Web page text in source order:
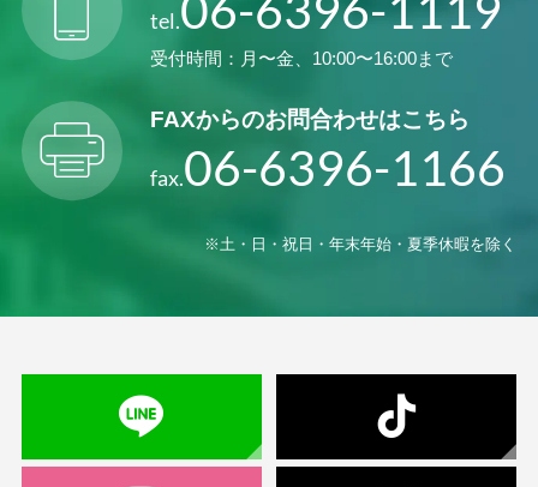
tel.
受付時間：月〜金、10:00〜16:00まで
FAXからのお問合わせはこちら
fax.06-6396-1166
※土・日・祝日・年末年始・夏季休暇を除く